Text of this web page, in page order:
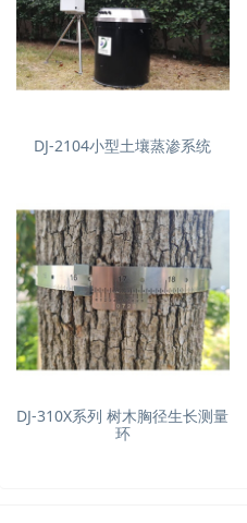
DJ-2104小型土壤蒸渗系统
DJ-310X系列 树木胸径生长测量
环